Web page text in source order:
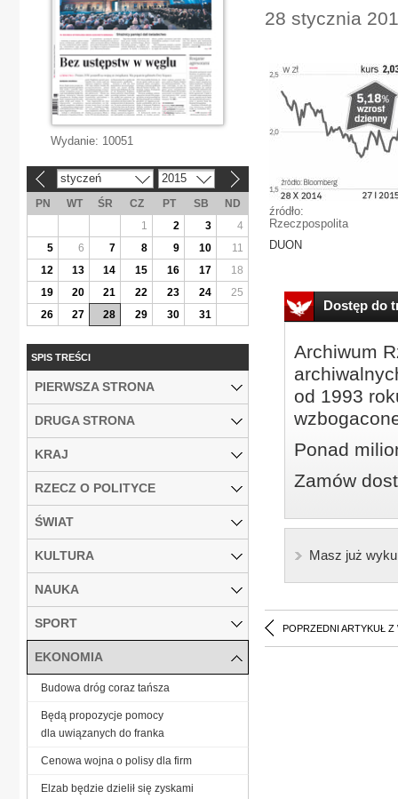
28 stycznia
źródło:
Rzeczpospolita
DUON
Dostęp do
Archiwum
od 1993
Ponad
Zamów
Masz już
POPRZEDNI ARTYKUŁ Z
Wydanie: 10051
styczeń 2015
PN WT ŚR CZ PT SB
ND
1
2 3
4
5
6 7 8 9 10
11
12
13 14 15 16 17
18
19
20 21 22 23 24
25
26
27 28 29 30 31
SPIS TREŚCI
PIERWSZA STRONA
DRUGA STRONA
KRAJ
RZECZ O POLITYCE
ŚWIAT
KULTURA
NAUKA
SPORT
EKONOMIA
Budowa dróg coraz tańsza
Będą propozycje pomocy
dla uwiązanych do franka
Cenowa wojna o polisy dla firm
Elzab będzie dzielił się zyskami